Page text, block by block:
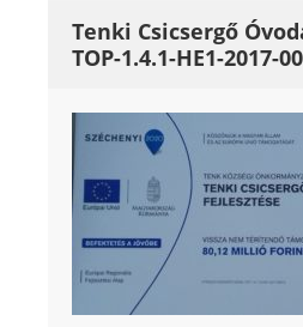
Tenki Csicsergő
TOP-1.4.1-HE1-2017-